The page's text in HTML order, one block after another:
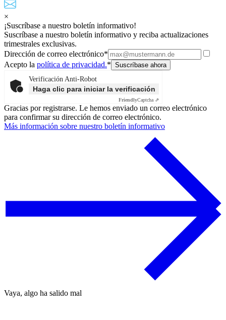
×
¡Suscríbase a nuestro boletín informativo!
Suscríbase a nuestro boletín informativo y reciba actualizaciones
trimestrales exclusivas.
Dirección de correo electrónico*
Acepto la política de privacidad.*
Verificación Anti-Robot
Haga clic para iniciar la verificación
FriendlyCaptcha ⇗
Gracias por registrarse. Le hemos enviado un correo electrónico
para confirmar su dirección de correo electrónico.
Más información sobre nuestro boletín informativo
Vaya, algo ha salido mal